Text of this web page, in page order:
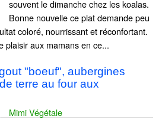
souvent le dimanche chez les koalas.
Bonne nouvelle ce plat demande peu
coloré, nourrissant et réconfortant.
plaisir aux mamans en ce...
"boeuf", aubergines
terre au four aux
Mimi Végétale